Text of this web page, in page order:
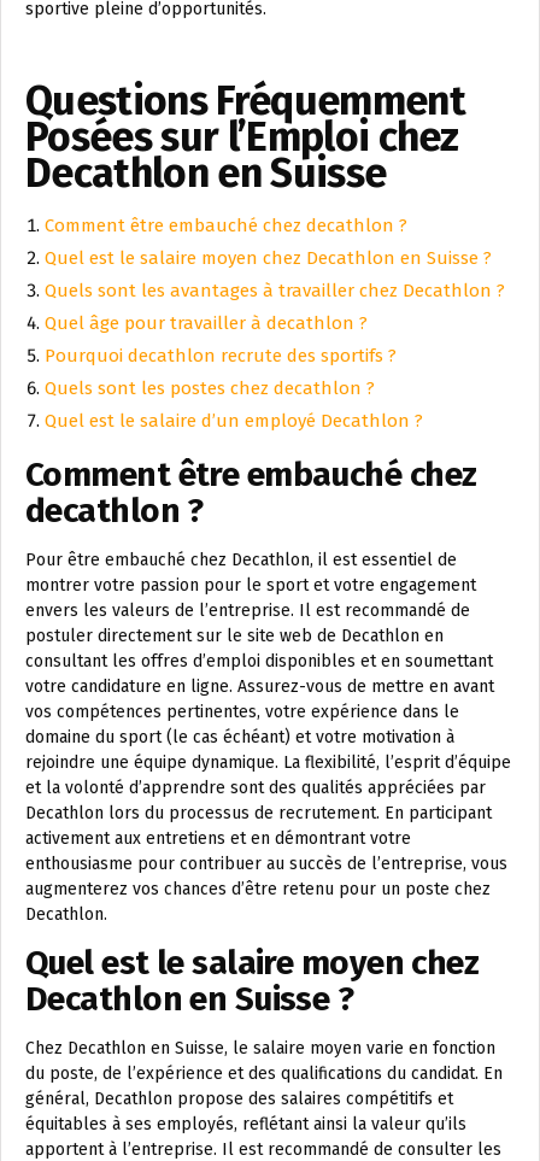
sportive pleine d’opportunités.
Questions Fréquemment
Posées sur l’Emploi chez
Decathlon en Suisse
Comment être embauché chez decathlon ?
Quel est le salaire moyen chez Decathlon en Suisse ?
Quels sont les avantages à travailler chez Decathlon ?
Quel âge pour travailler à decathlon ?
Pourquoi decathlon recrute des sportifs ?
Quels sont les postes chez decathlon ?
Quel est le salaire d’un employé Decathlon ?
Comment être embauché chez
decathlon ?
Pour être embauché chez Decathlon, il est essentiel de
montrer votre passion pour le sport et votre engagement
envers les valeurs de l’entreprise. Il est recommandé de
postuler directement sur le site web de Decathlon en
consultant les offres d’emploi disponibles et en soumettant
votre candidature en ligne. Assurez-vous de mettre en avant
vos compétences pertinentes, votre expérience dans le
domaine du sport (le cas échéant) et votre motivation à
rejoindre une équipe dynamique. La flexibilité, l’esprit d’équipe
et la volonté d’apprendre sont des qualités appréciées par
Decathlon lors du processus de recrutement. En participant
activement aux entretiens et en démontrant votre
enthousiasme pour contribuer au succès de l’entreprise, vous
augmenterez vos chances d’être retenu pour un poste chez
Decathlon.
Quel est le salaire moyen chez
Decathlon en Suisse ?
Chez Decathlon en Suisse, le salaire moyen varie en fonction
du poste, de l’expérience et des qualifications du candidat. En
général, Decathlon propose des salaires compétitifs et
équitables à ses employés, reflétant ainsi la valeur qu’ils
apportent à l’entreprise. Il est recommandé de consulter les